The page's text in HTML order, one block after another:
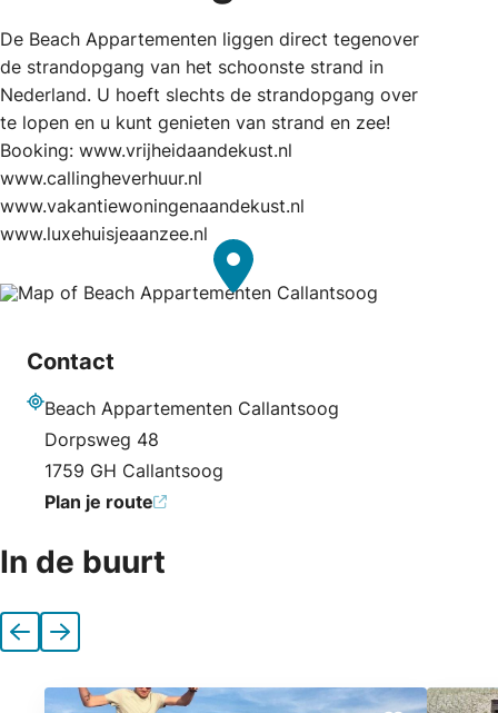
De Beach Appartementen liggen direct tegenover
de strandopgang van het schoonste strand in
Nederland. U hoeft slechts de strandopgang over
te lopen en u kunt genieten van strand en zee!
Booking: www.vrijheidaandekust.nl
www.callingheverhuur.nl
www.vakantiewoningenaandekust.nl
www.luxehuisjeaanzee.nl
Contact
Beach Appartementen Callantsoog
Dorpsweg 48
1759 GH Callantsoog
Plan je route
In de buurt
VorigeVolgende